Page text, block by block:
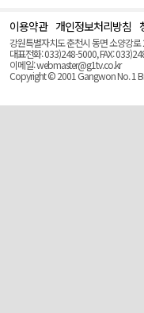
이용약관 개인정보처리방침
강원특별자치도 춘천시 동면 소양강
대표전화: 033)248-5000, FAX:
이메일: webmaster@g1tv.co.kr
Copyright © 2001 Gangwon No. 1